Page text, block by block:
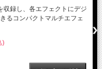
収録し、各エフェクトにデジ
るコンパクトマルチエフェ
)